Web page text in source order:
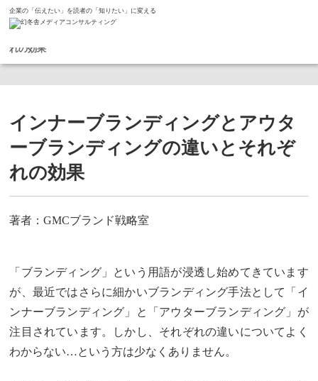
企業の「伝えたい」を読者の「知りたい」に変える
ホーム
コラム
インナーブランディングとアウターブランディングの違いとそれぞ
れの効果
インナーブランディングとアウタ
ーブランディングの違いとそれぞ
れの効果
著者：GMCブランド戦略室
「ブランディング」という用語が浸透し始めてきています
が、最近ではさらに細かいブランディング手法として「イ
ンナーブランディング」と「アウターブランディング」が
注目されています。しかし、それぞれの違いについてよく
わからない…という方は少なくありません。